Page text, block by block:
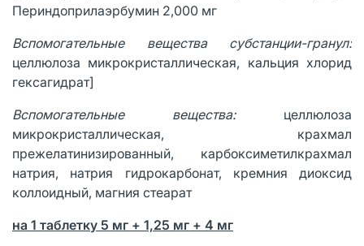
Периндоприлаэрбумин 2,000 мг
Вспомогательные вещества субстанции-гранул:
целлюлоза микрокристаллическая, кальция хлорид
гексагидрат]
Вспомогательные вещества: целлюлоза
микрокристаллическая, крахмал
прежелатинизированный, карбоксиметилкрахмал
натрия, натрия гидрокарбонат, кремния диоксид
коллоидный, магния стеарат
на 1 таблетку 5 мг + 1,25 мг + 4 мг